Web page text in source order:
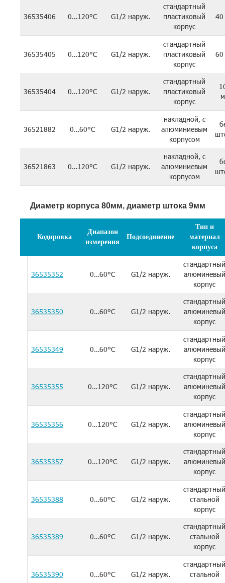
36535406 0…120°C G1/2 наруж.
стандартный
пластиковый
корпус
36535405 0…120°C G1/2 наруж.
стандартный
пластиковый
корпус
36535404 0…120°C G1/2 наруж.
стандартный
пластиковый
корпус
36521882 0…60°C G1/2 наруж.
накладной, с
алюминиевым
корпусом
36521863 0…120°C G1/2 наруж.
накладной, с
алюминиевым
корпусом
Диаметр корпуса 80мм, диаметр штока 9мм
Кодировка
Диапазон
измерения
Подсоединение
Тип и
материал
корпуса
36535352 0…60°C G1/2 наруж.
стандартный
алюминевый
корпус
36535350 0…60°C G1/2 наруж.
стандартный
алюминевый
корпус
36535349 0…60°C G1/2 наруж.
стандартный
алюминевый
корпус
36535355 0…120°C G1/2 наруж.
стандартный
алюминевый
корпус
36535356 0…120°C G1/2 наруж.
стандартный
алюминевый
корпус
36535357 0…120°C G1/2 наруж.
стандартный
алюминевый
корпус
36535388 0…60°C G1/2 наруж.
стандартный
стальной
корпус
36535389 0…60°C G1/2 наруж.
стандартный
стальной
корпус
36535390 0…60°C G1/2 наруж.
стандартный
стальной